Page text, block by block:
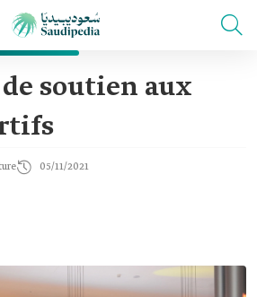
soutien aux
05/11/2021